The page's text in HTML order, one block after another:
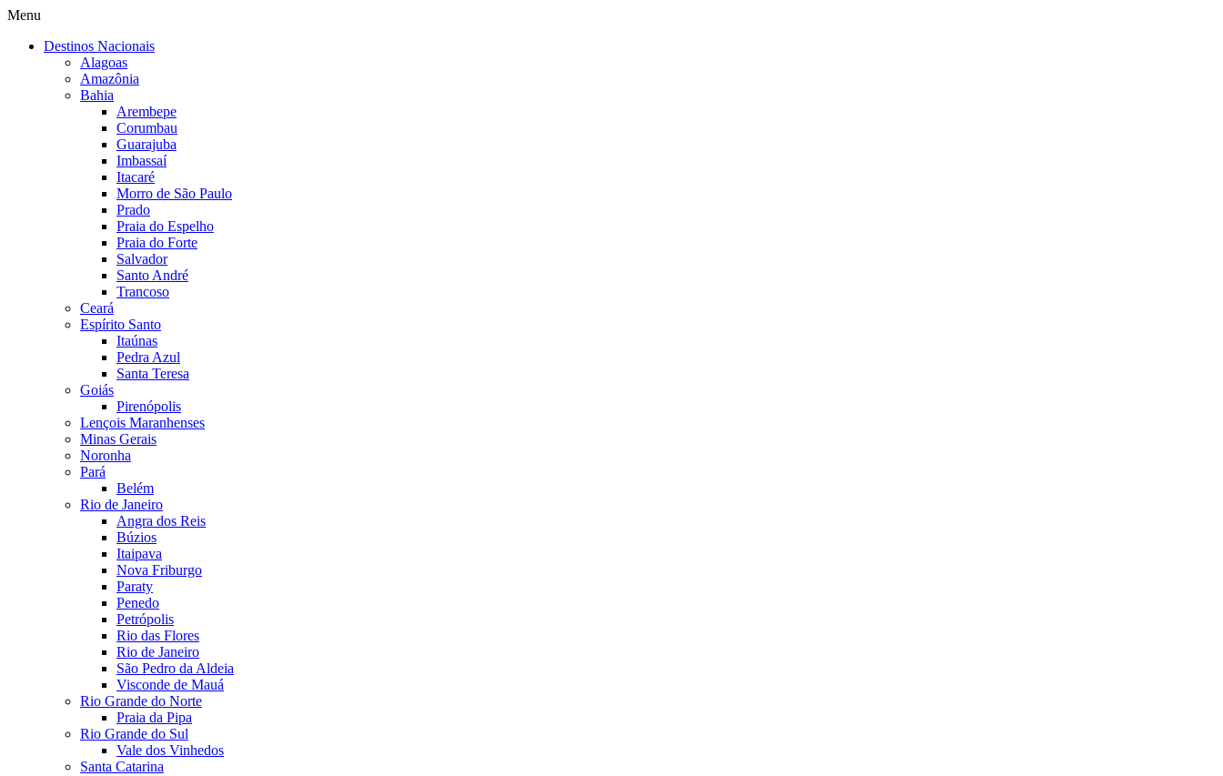
Menu
Destinos Nacionais
Alagoas
Amazônia
Bahia
Arembepe
Corumbau
Guarajuba
Imbassaí
Itacaré
Morro de São Paulo
Prado
Praia do Espelho
Praia do Forte
Salvador
Santo André
Trancoso
Ceará
Espírito Santo
Itaúnas
Pedra Azul
Santa Teresa
Goiás
Pirenópolis
Lençois Maranhenses
Minas Gerais
Noronha
Pará
Belém
Rio de Janeiro
Angra dos Reis
Búzios
Itaipava
Nova Friburgo
Paraty
Penedo
Petrópolis
Rio das Flores
Rio de Janeiro
São Pedro da Aldeia
Visconde de Mauá
Rio Grande do Norte
Praia da Pipa
Rio Grande do Sul
Vale dos Vinhedos
Santa Catarina